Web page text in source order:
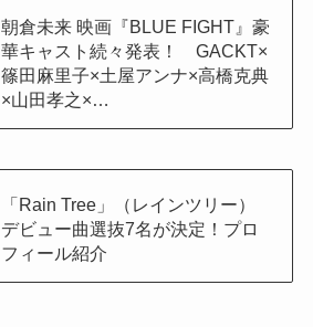
朝倉未来 映画『BLUE FIGHT』豪
華キャスト続々発表！ GACKT×
篠田麻里子×土屋アンナ×高橋克典
×山田孝之×…
「Rain Tree」（レインツリー）
デビュー曲選抜7名が決定！プロ
フィール紹介